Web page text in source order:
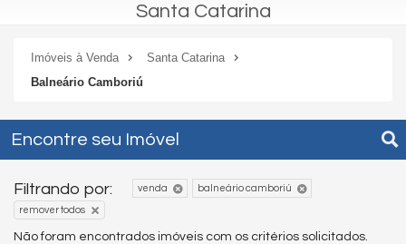
Santa Catarina
Imóveis à Venda
Santa Catarina
Balneário Camboriú
Encontre seu Imóvel
Filtrando por: venda balneário camboriú
remover todos
Não foram encontrados imóveis com os critérios solicitados.